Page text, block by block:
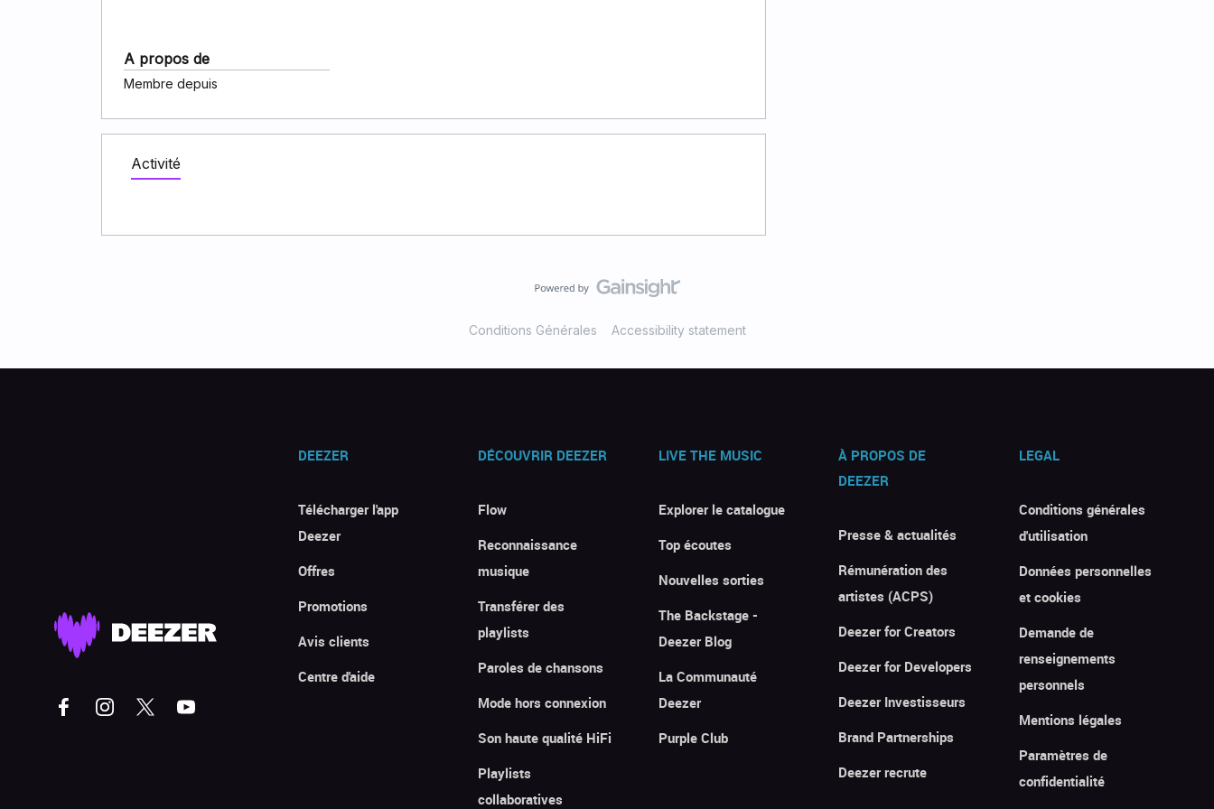
A propos de
Membre depuis
Activité
Conditions Générales Accessibility statement
DEEZER
Télécharger l'app
Deezer
Offres
Promotions
Avis clients
Centre d'aide
DÉCOUVRIR DEEZER
Flow
Reconnaissance
musique
Transférer des
playlists
Paroles de chansons
Mode hors connexion
Son haute qualité HiFi
Playlists
collaboratives
LIVE THE MUSIC
Explorer le catalogue
Top écoutes
Nouvelles sorties
The Backstage -
Deezer Blog
La Communauté
Deezer
Purple Club
À PROPOS DE
DEEZER
Presse & actualités
Rémunération des
artistes (ACPS)
Deezer for Creators
Deezer for Developers
Deezer Investisseurs
Brand Partnerships
Deezer recrute
LEGAL
Conditions générales
d'utilisation
Données personnelles
et cookies
Demande de
renseignements
personnels
Mentions légales
Paramètres de
confidentialité